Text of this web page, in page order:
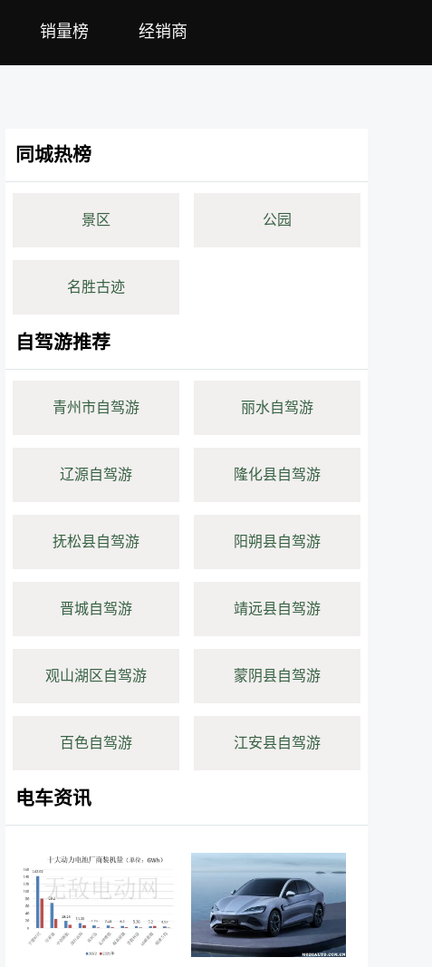
销量榜 经销商
同城热榜
景区 公园
名胜古迹
自驾游推荐
青州市自驾游 丽水自驾游
辽源自驾游 隆化县自驾游
抚松县自驾游 阳朔县自驾游
晋城自驾游 靖远县自驾游
观山湖区自驾游 蒙阴县自驾游
百色自驾游 江安县自驾游
电车资讯